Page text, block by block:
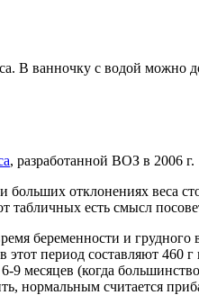
В ванночку с водой
, разработанной ВОЗ в 2006 г.
отклонениях веса
есть смысл
беременности и грудного
этот период составляют 460
месяцев (когда
нормальным считается